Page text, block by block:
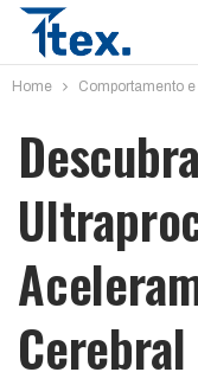
Home Comportamento
Cerebral